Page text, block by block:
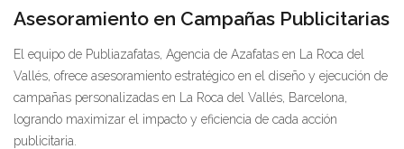
Asesoramiento en Campañas Publicitarias
El equipo de Publiazafatas, Agencia de Azafatas en La Roca del
Vallés, ofrece asesoramiento estratégico en el diseño y ejecución de
campañas personalizadas en La Roca del Vallés, Barcelona,
logrando maximizar el impacto y eficiencia de cada acción
publicitaria.